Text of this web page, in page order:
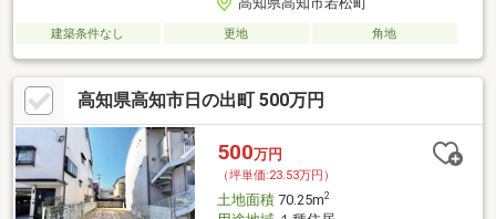
建築条件なし 更地 角地
高知県高知市日の出町 500万円
500万円
（坪単価:23.53万円）
土地面積70.25m2